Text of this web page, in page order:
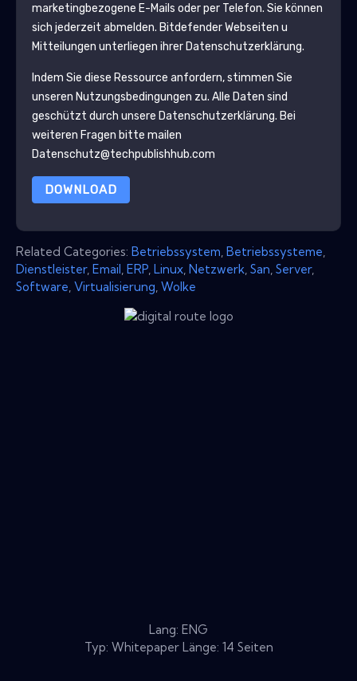
marketingbezogene E-Mails oder per Telefon. Sie können
sich jederzeit abmelden. BitdefenderWebseiten u
Mitteilungen unterliegen ihrer Datenschutzerklärung.
Indem Sie diese Ressource anfordern, stimmen Sie
unseren Nutzungsbedingungen zu. Alle Daten sind
geschützt durch unsere Datenschutzerklärung. Bei
weiteren Fragen bitte mailen
Datenschutz@techpublishhub.com
DOWNLOAD
Related Categories: Betriebssystem Betriebssysteme
Dienstleister, Email ERP Linux Netzwerk San Server,
Software Virtualisierung Wolke
Lang: ENG
Typ: Whitepaper Länge: 14 Seiten